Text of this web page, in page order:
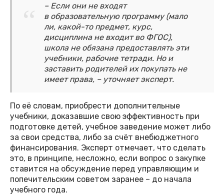
– Если они не входят
в образовательную программу (мало
ли, какой-то предмет, курс,
дисциплина не входит во ФГОС),
школа не обязана предоставлять эти
учебники, рабочие тетради. Но и
заставить родителей их покупать не
имеет права, – уточняет эксперт.
По её словам, приобрести дополнительные
учебники, доказавшие свою эффективность при
подготовке детей, учебное заведение может либо
за свои средства, либо за счёт внебюджетного
финансирования. Эксперт отмечает, что сделать
это, в принципе, несложно, если вопрос о закупке
ставится на обсуждение перед управляющим и
попечительским советом заранее – до начала
учебного года.